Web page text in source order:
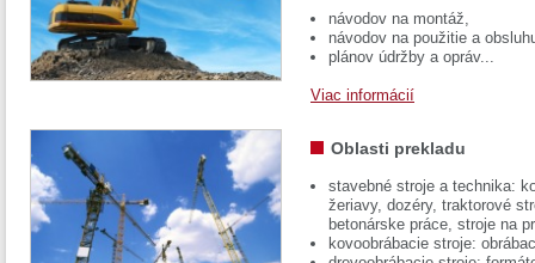
návodov na montáž,
návodov na použitie a
plánov údržby a opráv...
Viac informácií
Oblasti prekladu
stavebné stroje a technika:
žeriavy, dozéry, traktorové
betonárske práce, stroje na
kovoobrábacie stroje: